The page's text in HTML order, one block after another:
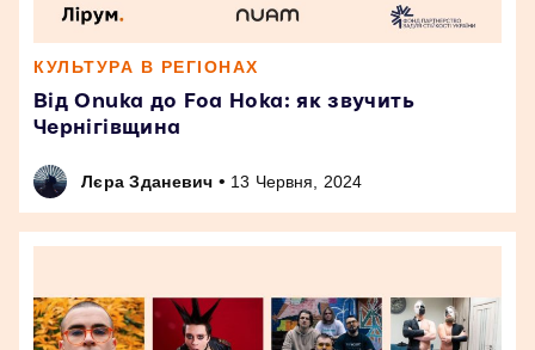
КУЛЬТУРА В РЕГІОНАХ
Від Onuka до Foa Hoka: як звучить
Чернігівщина
Лєра Зданевич • 13 Червня, 2024